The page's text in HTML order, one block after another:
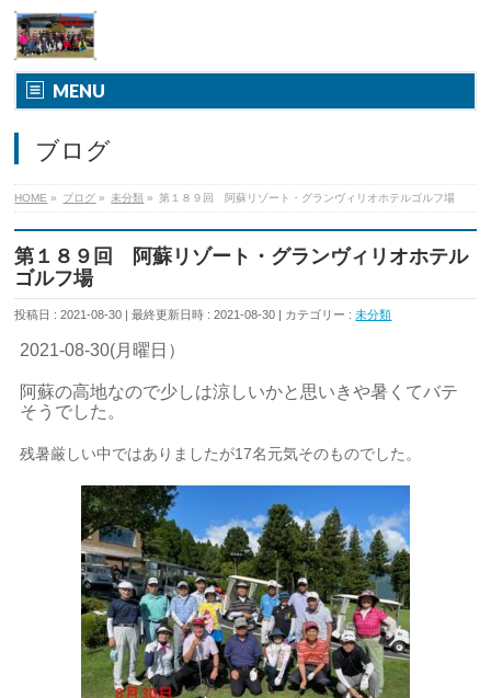
MENU
ブログ
HOME » ブログ » 未分類 » 第１８９回 阿蘇リゾート・グランヴィリオホテルゴルフ場
第１８９回 阿蘇リゾート・グランヴィリオホテル
ゴルフ場
投稿日 : 2021-08-30 最終更新日時 : 2021-08-30 カテゴリー :未分類
2021-08-30(月曜日）
阿蘇の高地なので少しは涼しいかと思いきや暑くてバテ
そうでした。
残暑厳しい中ではありましたが17名元気そのものでした。